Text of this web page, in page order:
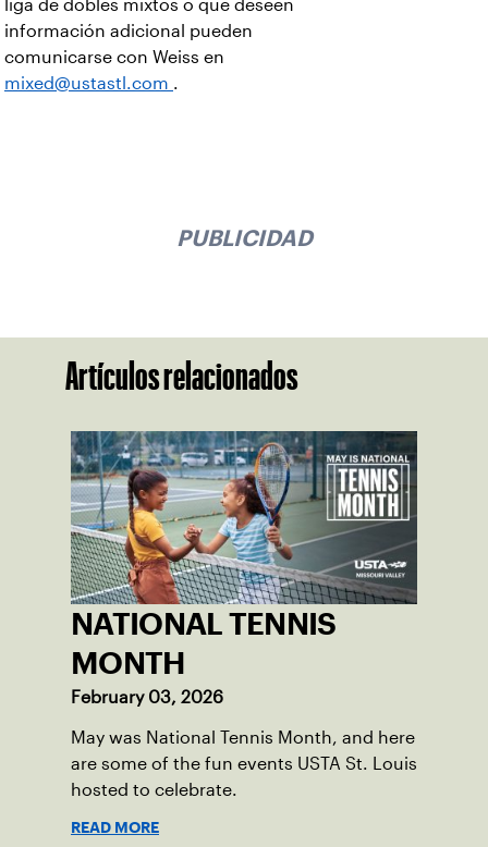
liga de dobles mixtos o que deseen
información adicional pueden
comunicarse con Weiss en
mixed@ustastl.com .
PUBLICIDAD
Artículos relacionados
NATIONAL TENNIS
MONTH
February 03, 2026
May was National Tennis Month, and here
are some of the fun events USTA St. Louis
hosted to celebrate.
READ MORE